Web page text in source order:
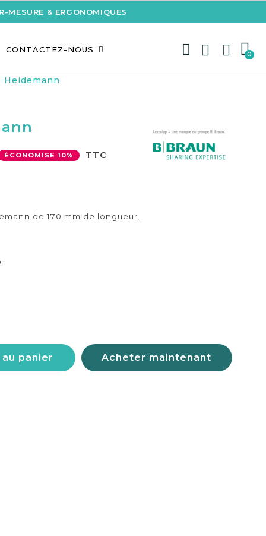
MESURE & ERGONOMIQUES
CONTACTEZ-NOUS
Heidemann
ÉCONOMISE 10% TTC
de 170 mm de longueur.
panier Acheter maintenant